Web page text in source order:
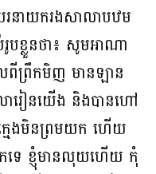
រនាយករងសាលាបឋម
បខ្លួនថា៖ សូមអាណា
លពីព្រឹកមិញ មានឡាន
ារៀនយើង និងបានហៅ
មេងមិនព្រមយក ហើយ
ទេ ខ្ញុំមានលុយហើយ កុំ